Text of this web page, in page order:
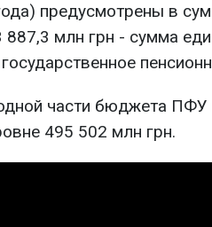
предусмотрены в
887,3 млн грн - сумма
части бюджета ПФУ
495 502 млн грн.